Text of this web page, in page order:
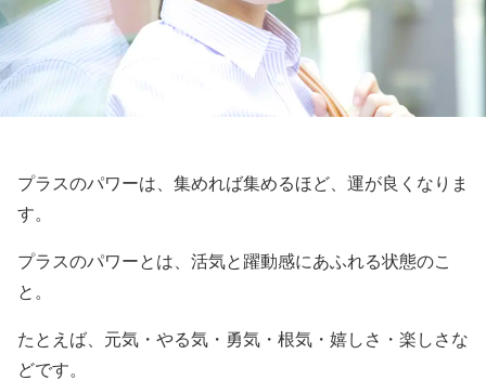
プラスのパワーは、集めれば集めるほど、運が良くなりま
す。
プラスのパワーとは、活気と躍動感にあふれる状態のこ
と。
たとえば、元気・やる気・勇気・根気・嬉しさ・楽しさな
どです。